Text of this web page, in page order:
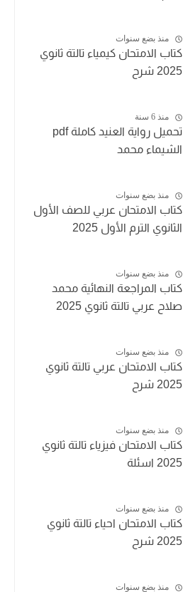
منذ بضع سنوات
كتاب الامتحان كيمياء تالتة ثانوي
2025 شرح
منذ 6 سنة
تحميل رواية العنيد كاملة pdf
الشيماء محمد
منذ بضع سنوات
كتاب الامتحان عربي للصف الأول
الثانوي الترم الأول 2025
منذ بضع سنوات
كتاب المراجعة النهائية محمد
صلاح عربي تالتة ثانوي 2025
منذ بضع سنوات
كتاب الامتحان عربي تالتة ثانوي
2025 شرح
منذ بضع سنوات
كتاب الامتحان فيزياء تالتة ثانوي
2025 اسئلة
منذ بضع سنوات
كتاب الامتحان احياء تالتة ثانوي
2025 شرح
منذ بضع سنوات